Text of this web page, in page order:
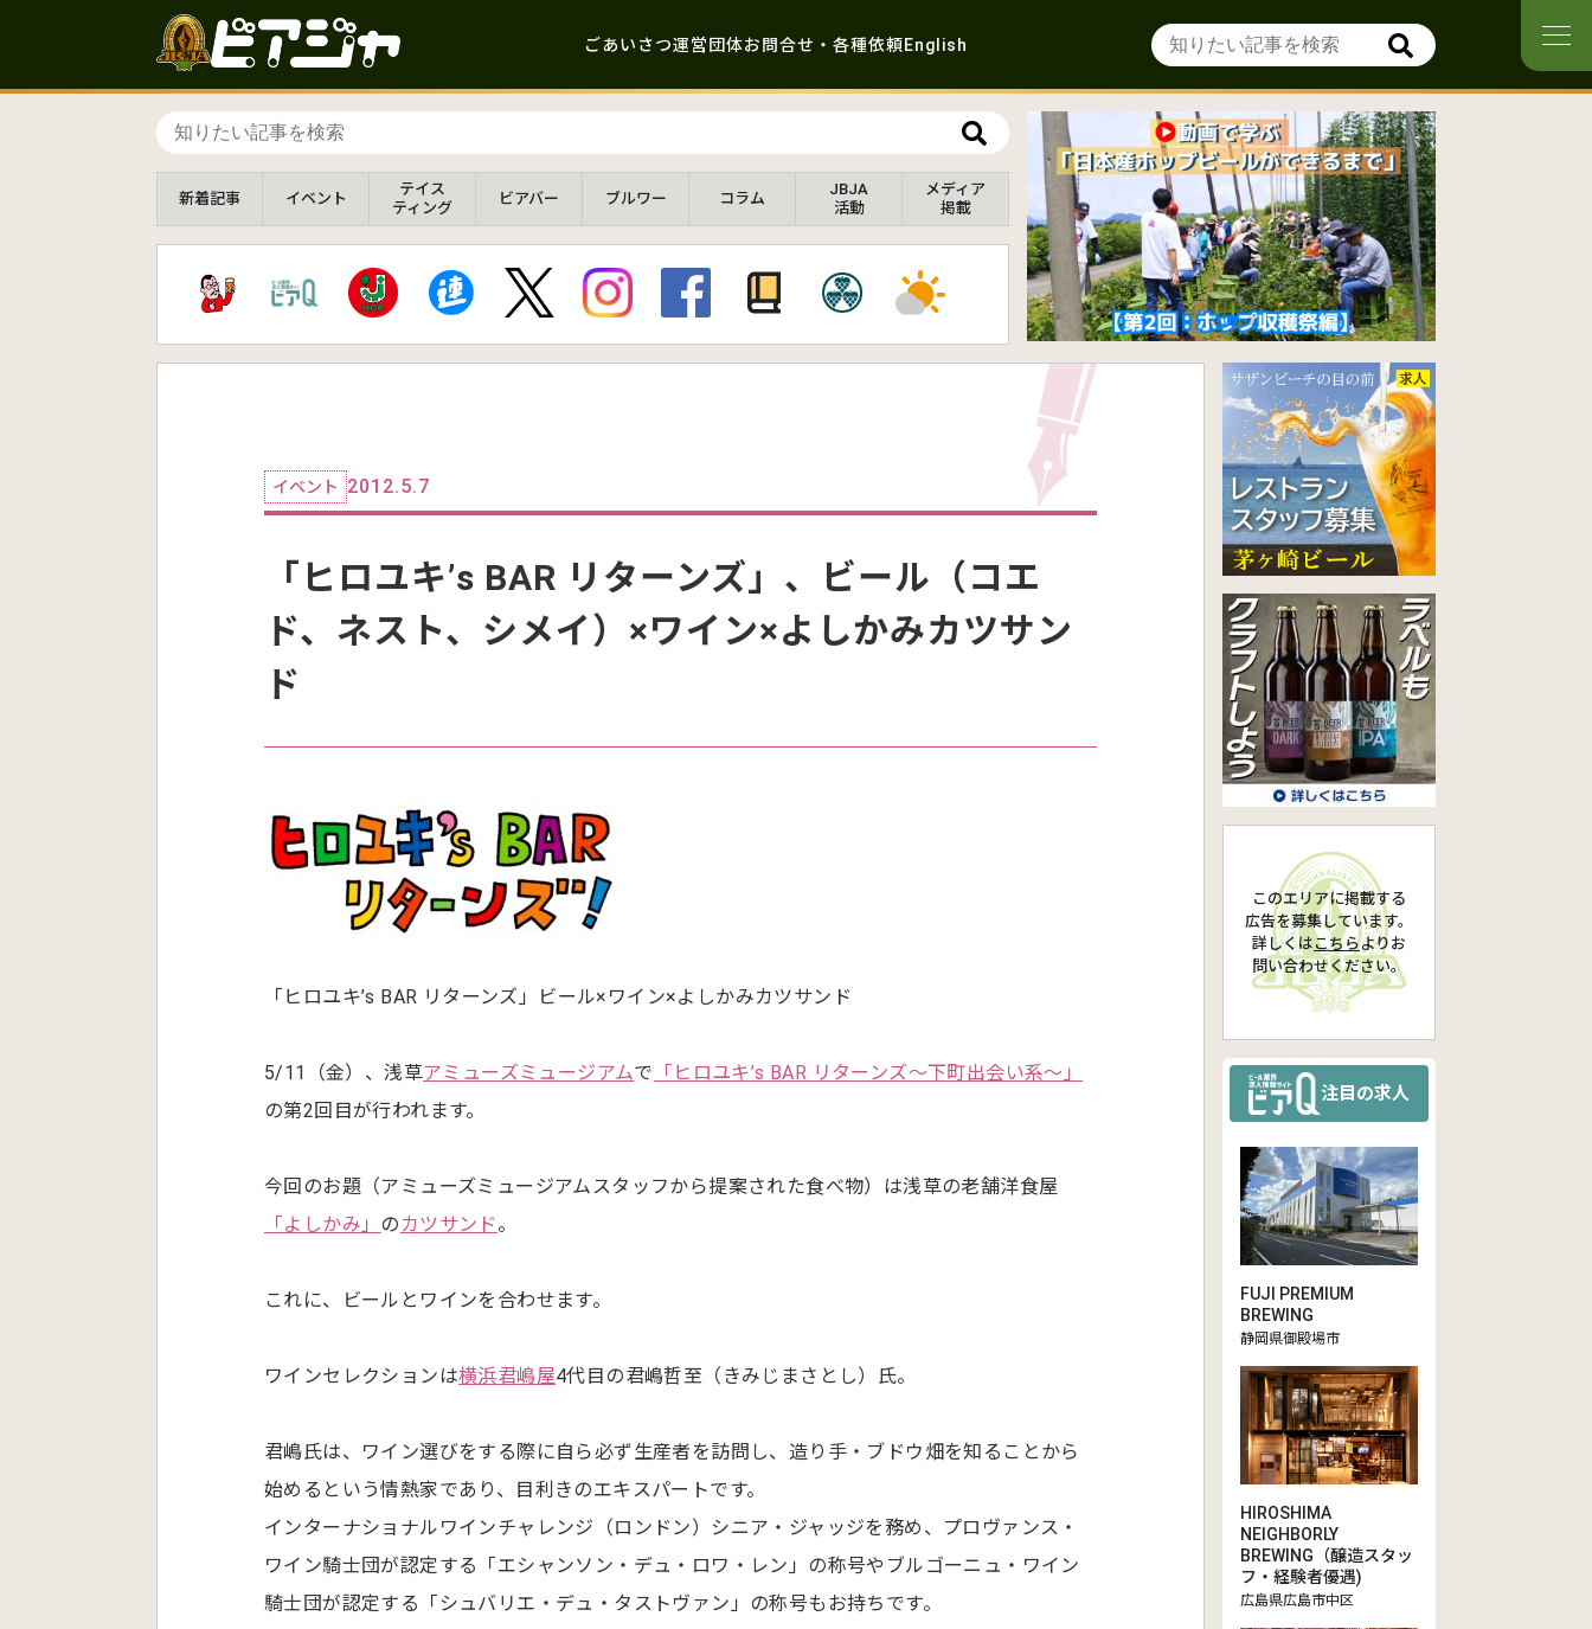
ごあいさつ運営団体お問合せ・各種依頼English
新着記事 イベント
テイス
ティング
ビアバー ブルワー コラム
JBJA
活動
メディア
掲載
イベント 2012.5.7
「ヒロユキ’s BAR リターンズ」、ビール（コエ
ド、ネスト、シメイ）×ワイン×よしかみカツサン
ド
「ヒロユキ’s BAR リターンズ」ビール×ワイン×よしかみカツサンド
5/11（金）、浅草アミューズミュージアムで 「ヒロユキ’s BAR リターンズ～下町出会い系～」
の第2回目が行われます。
今回のお題（アミューズミュージアムスタッフから提案された食べ物）は浅草の老舗洋食屋
「よしかみ」 の カツサンド 。
これに、ビールとワインを合わせます。
ワインセレクションは横浜君嶋屋4代目の君嶋哲至（きみじまさとし）氏。
君嶋氏は、ワイン選びをする際に自ら必ず生産者を訪問し、造り手・ブドウ畑を知ることから
始めるという情熱家であり、目利きのエキスパートです。
インターナショナルワインチャレンジ（ロンドン）シニア・ジャッジを務め、プロヴァンス・
ワイン騎士団が認定する「エシャンソン・デュ・ロワ・レン」の称号やブルゴーニュ・ワイン
騎士団が認定する「シュバリエ・デュ・タストヴァン」の称号もお持ちです。
このエリアに掲載する
広告を募集しています。
詳しくは こちらより お
問い合わせください。
注目の求人
FUJI PREMIUM
BREWING
静岡県御殿場市
HIROSHIMA
NEIGHBORLY
BREWING（醸造スタッ
フ・経験者優遇)
広島県広島市中区